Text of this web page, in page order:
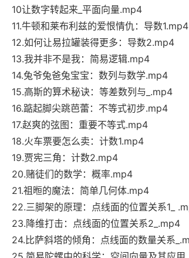
10让数字转起来_平面向量.mp4
11.牛顿和莱布利兹的爱恨情仇：导数1.mp4
12.如何让易拉罐装得更多：导数2.mp4
13.我并非不是我：简易逻辑.mp4
14.兔爷兔爸兔宝宝：数列与数学.mp4
15.高斯的算术秘诀：等差数列与_.mp4
16.踮起脚尖跳芭蕾：不等式初步.mp4
17.赵爽的弦图：重要不等式.mp4
18.火车票要怎么卖：计数1.mp4
19.贾宪三角：计数2.mp4
20.赌徒们的数学：概率.mp4
21.祖暅的魔法：简单几何体.mp4
22.三脚架的原理：点线面的位置关系1_
23.降维打击：点线面的位置关系2_.mp4
24.比萨斜塔的倾角：点线面的数量关系